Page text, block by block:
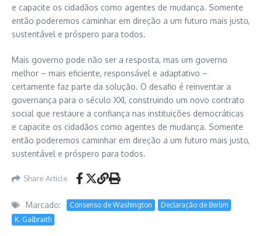
e capacite os cidadãos como agentes de mudança. Somente
então poderemos caminhar em direção a um futuro mais justo,
sustentável e próspero para todos.
Mais governo pode não ser a resposta, mas um governo
melhor – mais eficiente, responsável e adaptativo –
certamente faz parte da solução. O desafio é reinventar a
governança para o século XXI, construindo um novo contrato
social que restaure a confiança nas instituições democráticas
e capacite os cidadãos como agentes de mudança. Somente
então poderemos caminhar em direção a um futuro mais justo,
sustentável e próspero para todos.
Share Article
Marcado: Consenso de Washington
Declaração de Berlim
K. Galbraith